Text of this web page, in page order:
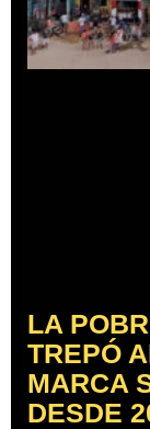
LA
TREPÓ
MARCA
DESDE